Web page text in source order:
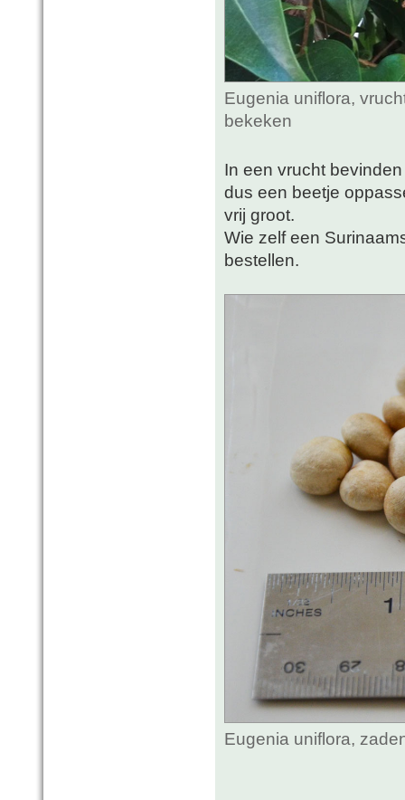
Eugenia uniflora,
bekeken
In een vrucht
dus een beetje
vrij groot.
Wie zelf een
bestellen.
Eugenia uniflora,